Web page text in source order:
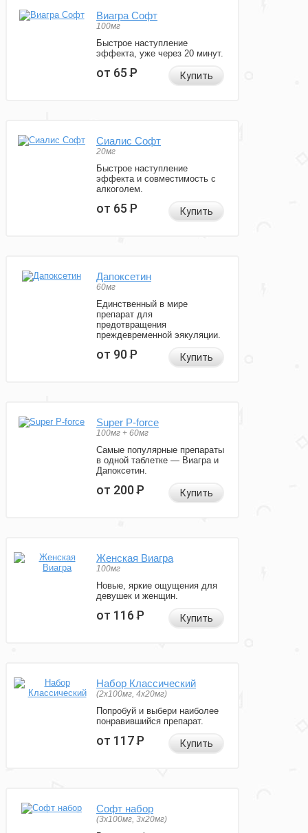
Виагра Софт
100мг
Быстрое наступление
эффекта, уже через 20 минут.
от 65Р Купить
Сиалис Софт
20мг
Быстрое наступление
эффекта и совместимость с
алкоголем.
от 65Р Купить
Дапоксетин
60мг
Единственный в мире
препарат для
предотвращения
преждевременной эякуляции.
от 90Р Купить
Super P-force
100мг + 60мг
Самые популярные препараты
в одной таблетке — Виагра и
Дапоксетин.
от 200Р Купить
Женская Виагра
100мг
Новые, яркие ощущения для
девушек и женщин.
от 116Р Купить
Набор Классический
(2x100мг, 4x20мг)
Попробуй и выбери наиболее
понравившийся препарат.
от 117Р Купить
Софт набор
(3x100мг, 3x20мг)